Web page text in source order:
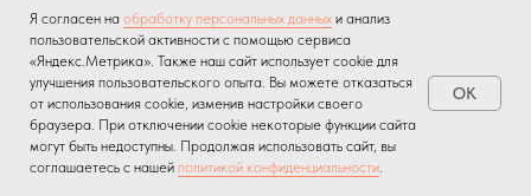
сайта. Рассказываем, как к ...
01.07.2026
Я согласен на обработку персональных данных и анализ
пользовательской активности с помощью сервиса
«Яндекс.Метрика». Также наш сайт использует cookie для
улучшения пользовательского опыта. Вы можете отказаться
от использования cookie, изменив настройки своего
браузера. При отключении cookie некоторые функции сайта
могут быть недоступны. Продолжая использовать сайт, вы
соглашаетесь с нашей политикой конфиденциальности.
OK